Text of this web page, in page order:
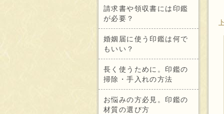
請求書や領収書には印鑑
が必要？
婚姻届に使う印鑑は何で
もいい？
長く使うために。印鑑の
掃除・手入れの方法
お悩みの方必見。印鑑の
材質の選び方